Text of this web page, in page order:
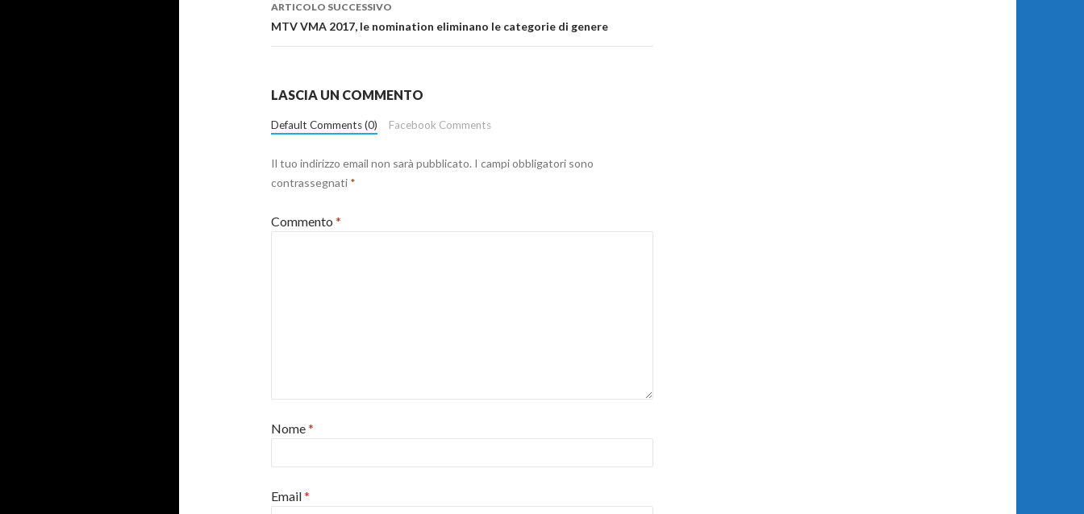
ARTICOLO SUCCESSIVO
MTV VMA 2017, le nomination eliminano le categorie di genere
LASCIA UN COMMENTO
Default Comments (0) Facebook Comments
Il tuo indirizzo email non sarà pubblicato. I campi obbligatori sono
contrassegnati *
Commento *
Nome*
Email*